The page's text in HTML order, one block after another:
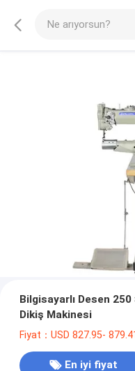
Bilgisayarlı Desen
Dikiş Makinesi
Fiyat：USD 827.95-
En iyi fiyat